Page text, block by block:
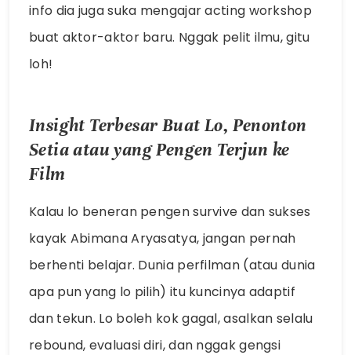
info dia juga suka mengajar acting workshop
buat aktor-aktor baru. Nggak pelit ilmu, gitu
loh!
Insight Terbesar Buat Lo, Penonton
Setia atau yang Pengen Terjun ke
Film
Kalau lo beneran pengen survive dan sukses
kayak Abimana Aryasatya, jangan pernah
berhenti belajar. Dunia perfilman (atau dunia
apa pun yang lo pilih) itu kuncinya adaptif
dan tekun. Lo boleh kok gagal, asalkan selalu
rebound, evaluasi diri, dan nggak gengsi